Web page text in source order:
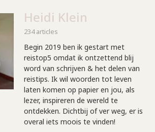
Heidi Klein
234 articles
Begin 2019 ben ik gestart met
reistop5 omdat ik ontzettend blij
word van schrijven & het delen van
reistips. Ik wil woorden tot leven
laten komen op papier en jou, als
lezer, inspireren de wereld te
ontdekken. Dichtbij of ver weg, er is
overal iets moois te vinden!